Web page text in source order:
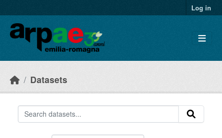
Log in
Datasets